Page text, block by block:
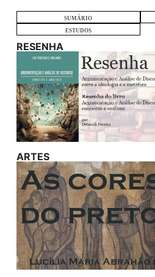
SUMÁRIO
ESTUDOS
RESENHA
ARTES